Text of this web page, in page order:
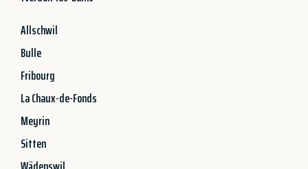
Allschwil
Bulle
Fribourg
La Chaux-de-Fonds
Meyrin
Sitten